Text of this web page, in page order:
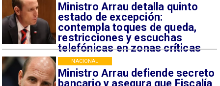
Ministro Arrau detalla quinto
estado de excepción:
contempla toques de queda,
restricciones y escuchas
telefónicas en zonas críticas
Ministro Arrau defiende secreto
bancario y asegura que Fiscalía
NACIONAL